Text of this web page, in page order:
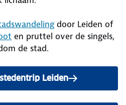
door Leiden of
en pruttel over de singels,
de stad.
Leiden